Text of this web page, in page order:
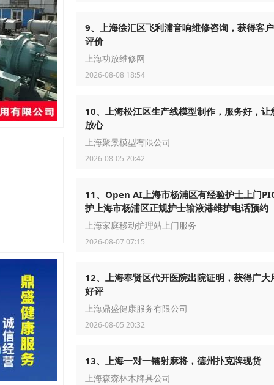
9、上海徐汇区飞利浦音响维修咨询，获得客
评价
上海功放维修网
2026-08-08 18:54
10、上海松江区生产线模型制作，服务好，让
放心
上海聚景模型有限公司
2026-08-05 20:42
11、Open AI上海市杨浦区有经验护士上门
护上海市杨浦区正规护士输液港维护电话预约
上海家庭移动护理站上门服务
2026-08-07 07:15
12、上海奉贤区代开医院出院证明，获得广大
好评
上海鼎盛健康服务有限公司
2026-08-05 20:32
13、上海一对一镭射麻将，德州扑克牌现货
上海森森林木牌具公司